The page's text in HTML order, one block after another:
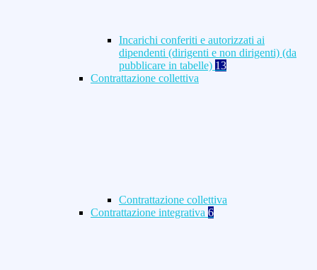
Incarichi conferiti e autorizzati ai
dipendenti (dirigenti e non dirigenti) (da
pubblicare in tabelle) 13
Contrattazione collettiva
Contrattazione collettiva
Contrattazione integrativa 6